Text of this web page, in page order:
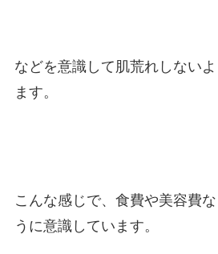
などを意識して肌荒れしない
ます。
こんな感じで、食費や美容費
うに意識しています。